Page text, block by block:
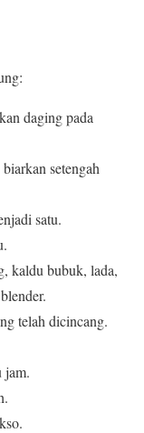
daging pada
setengah
satu.
kaldu bubuk, lada,
telah dicincang.
jam.